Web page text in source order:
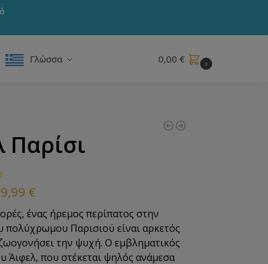
Γλώσσα 0,00 € 0
Παρίσι
€
ένας ήρεμος περίπατος στην
πολύχρωμου Παρισιού είναι αρκετός
την ψυχή. Ο εμβληματικός
Άιφελ, που στέκεται ψηλός ανάμεσα